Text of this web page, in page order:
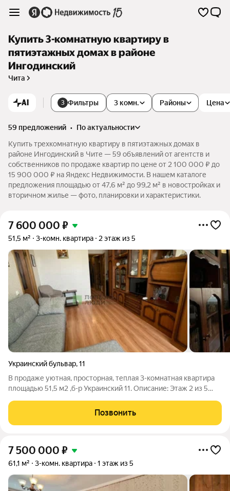
Купить 3-комнатную квартиру в
пятиэтажных домах в районе
Ингодинский
Чита
AI 3 Фильтры 3 комн. Цена
Районы
59 предложений •
по актуальности
Купить трехкомнатную квартиру в пятиэтажных домах в
районе Ингодинский в Чите — 59 объявлений от агентств и
собственников по продаже квартир по цене от 2 100 000 ₽ до
15 900 000 ₽ на Яндекс Недвижимости. В нашем каталоге
предложения площадью от 47,6 м² до 99,2 м² в новостройках и
вторичном жилье — фото, планировки и характеристики.
7 600 000 ₽
51,5 м² 3-комн. квартира 2 этаж из 5
Украинский бульвар,11
В продаже уютная, просторная, теплая 3-комнатная квартира
площадью 51,5 м2 ,б-р Украинский 11. Описание: Этаж 2 из 5
Санузел раздельный, кафель. Просторный застекленныйПозвонить
7 500 000 ₽
61,1 м² 3-комн. квартира 1 этаж из 5